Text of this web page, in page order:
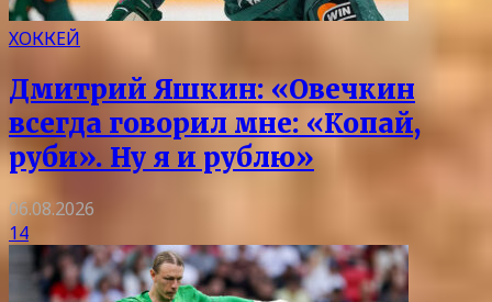
ХОККЕЙ
Дмитрий Яшкин: «Овечкин
всегда говорил мне: «Копай,
руби». Ну я и рублю»
06.08.2026
14